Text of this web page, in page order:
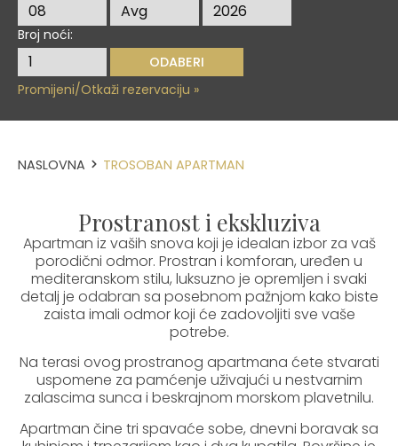
Broj noći:
Promijeni/Otkaži rezervaciju »
NASLOVNA TROSOBAN APARTMAN
Prostranost i ekskluziva
Apartman iz vaših snova koji je idealan izbor za vaš
porodični odmor. Prostran i komforan, uređen u
mediteranskom stilu, luksuzno je opremljen i svaki
detalj je odabran sa posebnom pažnjom kako biste
zaista imali odmor koji će zadovoljiti sve vaše
potrebe.
Na terasi ovog prostranog apartmana ćete stvarati
uspomene za pamćenje uživajući u nestvarnim
zalascima sunca i beskrajnom morskom plavetnilu.
Apartman čine tri spavaće sobe, dnevni boravak sa